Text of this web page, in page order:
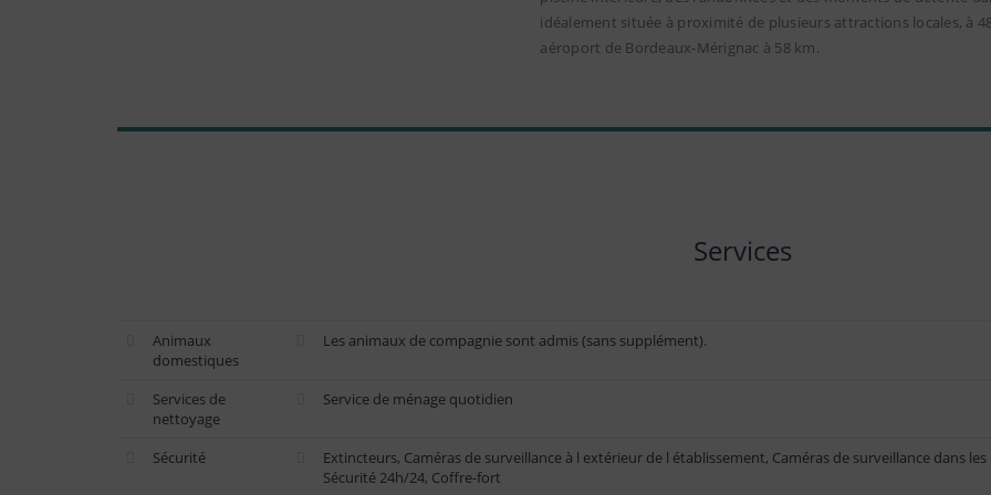
idéalement située à proximité de plusieurs attractions locales, à
aéroport de Bordeaux-Mérignac à 58 km.
Services
Animaux
domestiques
Les animaux de compagnie sont admis (sans supplément).
Services de
nettoyage
Service de ménage quotidien
Sécurité
Extincteurs, Caméras de surveillance à l extérieur de l établissement, Caméras de surveillance dans
Sécurité 24h/24, Coffre-fort